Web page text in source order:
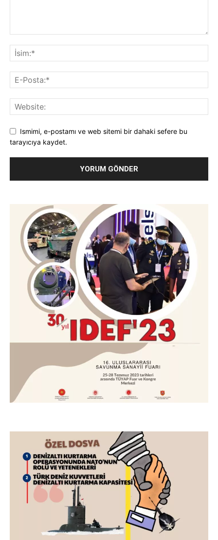
Ismimi, e-postamı ve web sitemi bir dahaki sefere bu
tarayıcıya kaydet.